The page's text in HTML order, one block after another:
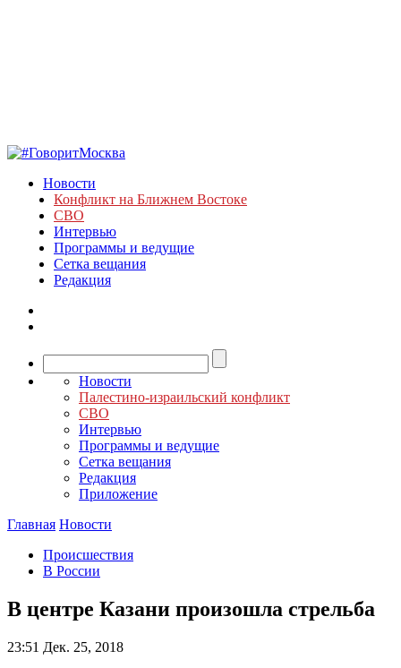
Новости
Конфликт на Ближнем Востоке
СВО
Интервью
Программы и ведущие
Сетка вещания
Редакция
Новости
Палестино-израильский конфликт
СВО
Интервью
Программы и ведущие
Сетка вещания
Редакция
Приложение
Главная Новости
Происшествия
В России
В центре Казани произошла стрельба
23:51 Дек. 25, 2018